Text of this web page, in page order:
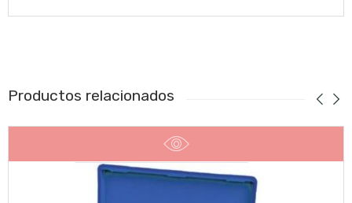
Productos relacionados